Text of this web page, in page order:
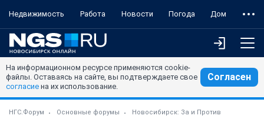
Недвижимость Работа Новости Погода Дом
На информационном ресурсе применяются cookie-
файлы. Оставаясь на сайте, вы подтверждаете свое
согласие на их использование.
Согласен
НГС.Форум Основные форумы Новосибирск: За и Против